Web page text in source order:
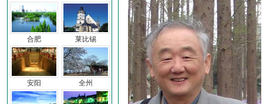
合肥
安阳
莱比锡
全州